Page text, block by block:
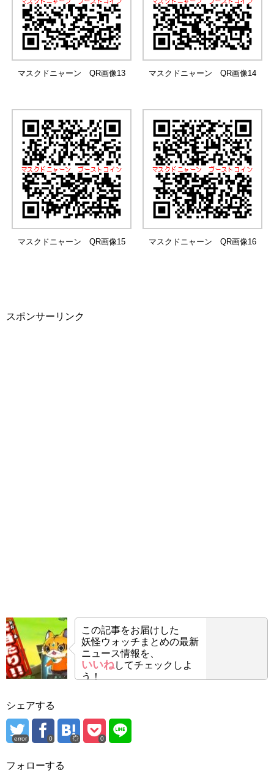
マスクドニャーン QR画像13 マスクドニャーン QR画像14
マスクドニャーン QR画像15 マスクドニャーン QR画像16
スポンサーリンク
この記事をお届けした
妖怪ウォッチまとめの最新
ニュース情報を、
いいねしてチェックしよ
う！
シェアする
error 0 0
フォローする